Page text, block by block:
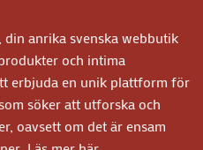
anrika svenska webbutik
och intima
erbjuda en unik plattform för
söker att utforska och
oavsett om det är ensam